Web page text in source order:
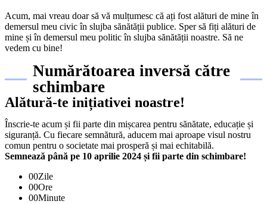
Acum, mai vreau doar să vă mulțumesc că ați fost alături de mine în
demersul meu civic în slujba sănătății publice. Sper să fiți alături de
mine și în demersul meu politic în slujba sănătății noastre. Să ne
vedem cu bine!
Numărătoarea inversă către
schimbare
Alătură-te inițiativei noastre!
Înscrie-te acum și fii parte din mișcarea pentru sănătate, educație și
siguranță. Cu fiecare semnătură, aducem mai aproape visul nostru
comun pentru o societate mai prosperă și mai echitabilă.
Semnează până pe 10 aprilie 2024 și fii parte din schimbare!
00Zile
00Ore
00Minute